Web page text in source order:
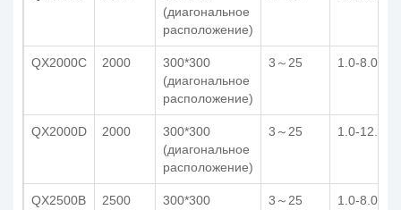
(диагональное
расположение)
QX2000C 2000
300*300
(диагональное
расположение)
3～25 1.0-8.0
QX2000D 2000
300*300
(диагональное
расположение)
3～25 1.0-12.0
QX2500B 2500
300*300
3～25 1.0-8.0